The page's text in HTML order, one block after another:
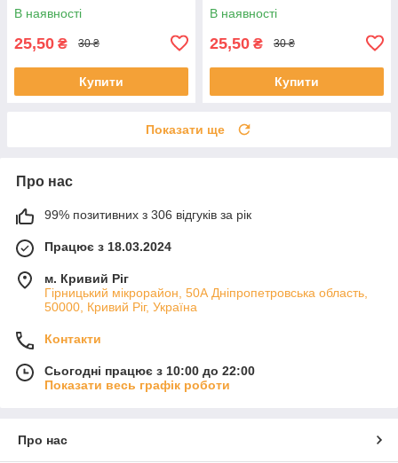
В наявності
25,50 ₴ 30 ₴
Купити
В наявності
25,50 ₴ 30 ₴
Купити
Показати ще
Про нас
99% позитивних з 306 відгуків за рік
Працює з 18.03.2024
м. Кривий Ріг
Гірницький мікрорайон, 50А Дніпропетровська область,
50000, Кривий Ріг, Україна
Контакти
Сьогодні працює з 10:00 до 22:00
Показати весь графік роботи
Про нас